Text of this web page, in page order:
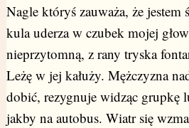
Nagle któryś zauważa, że jestem
kula uderza w czubek mojej
nieprzytomną, z rany tryska
Leżę w jej kałuży. Mężczyzna
dobić, rezygnuje widząc grupkę
jakby na autobus. Wiatr się